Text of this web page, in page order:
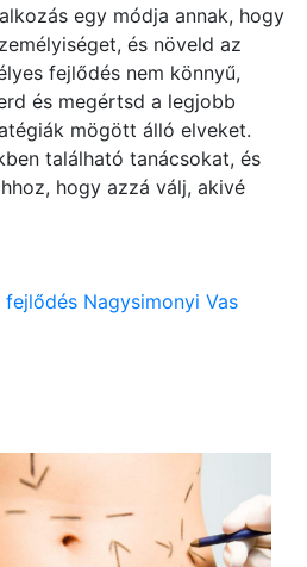
egy módja annak, hogy
és növeld az
fejlődés nem könnyű,
és megértsd a legjobb
mögött álló elveket.
található tanácsokat, és
hogy azzá válj, akivé
Nagysimonyi Vas